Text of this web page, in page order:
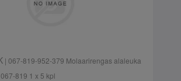
| 067-819-952-379 Molaarirengas alaleuka
819 1 x 5 kpl